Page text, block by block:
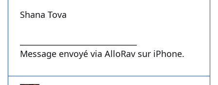
Shana Tova
Message envoyé via AlloRav sur iPhone.